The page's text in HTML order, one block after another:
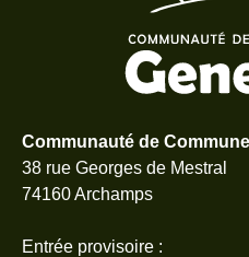
Communauté de
38 rue Georges de Mestral
74160 Archamps
Entrée provisoire :